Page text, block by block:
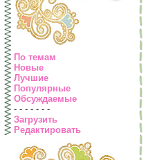
По темам
Новые
Лучшие
Популярные
Обсуждаемые
- - - - - - -
Загрузить
Редактировать